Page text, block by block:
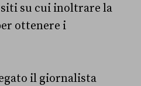
su cui inoltrare la
ottenere i
il giornalista